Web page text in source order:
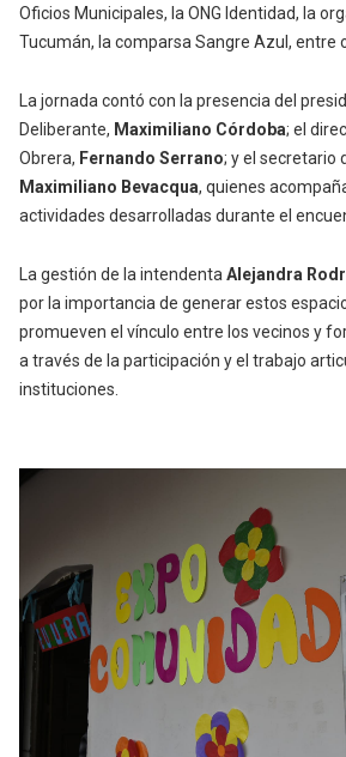
Oficios Municipales, la ONG Identidad, la
Tucumán, la comparsa Sangre Azul, entre
La jornada contó con la presencia del
Deliberante, Maximiliano Córdoba; el
Obrera, Fernando Serrano; y el secretario
Maximiliano Bevacqua, quienes
actividades desarrolladas durante el
La gestión de la intendentaAlejandra
por la importancia de generar estos
promueven el vínculo entre los vecinos y
a través de la participación y el trabajo
instituciones.